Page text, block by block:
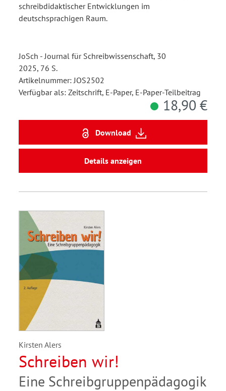
schreibdidaktischer Entwicklungen im
deutschsprachigen Raum.
JoSch - Journal für Schreibwissenschaft, 30
2025, 76 S.
Artikelnummer: JOS2502
Verfügbar als: Zeitschrift, E-Paper, E-Paper-Teilbeitrag
18,90 €
Download
Details anzeigen
Kirsten Alers
Schreiben wir!
Eine Schreibgruppenpädagogik